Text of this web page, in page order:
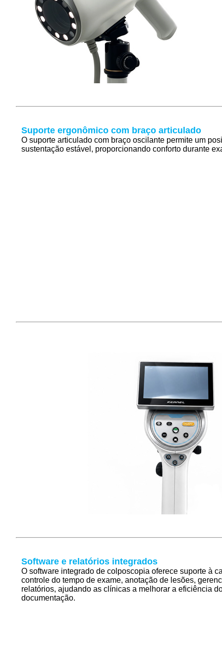
Suporte ergonômico com braço articulado
O suporte articulado com braço oscilante permite um
sustentação estável, proporcionando conforto durante
Software e relatórios integrados
O software integrado de colposcopia oferece suporte à
controle do tempo de exame, anotação de lesões,
relatórios, ajudando as clínicas a melhorar a eficiência
documentação.